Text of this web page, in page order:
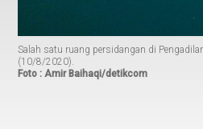
Salah satu ruang persidangan di
(10/8/2020).
Foto : Amir Baihaqi/detikcom